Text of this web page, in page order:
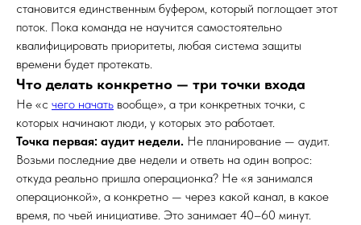
становится единственным буфером, который поглощает этот
поток. Пока команда не научится самостоятельно
квалифицировать приоритеты, любая система защиты
времени будет протекать.
Что делать конкретно — три точки входа
Не «с чего начать вообще», а три конкретных точки, с
которых начинают люди, у которых это работает.
Точка первая: аудит недели. Не планирование — аудит.
Возьми последние две недели и ответь на один вопрос:
откуда реально пришла операционка? Не «я занимался
операционкой», а конкретно — через какой канал, в какое
время, по чьей инициативе. Это занимает 40–60 минут.